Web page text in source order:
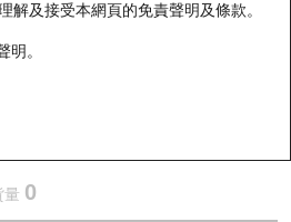
解及接受本網頁的免責聲明及條款。
明。
3690 美團
量 0